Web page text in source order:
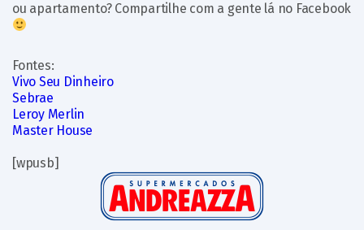
ou apartamento? Compartilhe com a gente lá no Facebook
Fontes:
Vivo Seu Dinheiro
Sebrae
Leroy Merlin
Master House
[wpusb]